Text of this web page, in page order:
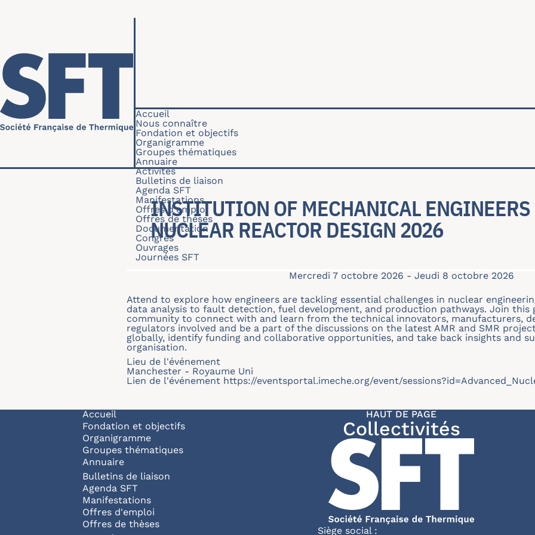
Navigation principale
Accueil
Nous connaître
Fondation et objectifs
Organigramme
Groupes thématiques
Annuaire
Activités
Bulletins de liaison
Agenda SFT
Manifestations
Offres d'emploi
Offres de thèses
Documentation
Congrès
Ouvrages
Journées SFT
INSTITUTION OF MECHANICAL ENGINEERS
NUCLEAR REACTOR DESIGN 2026
Mercredi 7 octobre 2026 - Jeudi 8 octobre 2026
Attend to explore how engineers are tackling essential challenges in nuclear
data analysis to fault detection, fuel development, and production pathways. Join this
community to connect with and learn from the technical innovators, manufacturers,
regulators involved and be a part of the discussions on the latest AMR and SMR
globally, identify funding and collaborative opportunities, and take back insights and
organisation.
Lieu de l'événement
Manchester - Royaume Uni
Lien de l'événement https://eventsportal.imeche.org/event/
Navigation principale
Accueil
Fondation et objectifs
Organigramme
Groupes thématiques
Annuaire
Bulletins de liaison
Agenda SFT
Manifestations
Offres d'emploi
Offres de thèses
HAUT DE PAGE
Collectivités
Siège social :